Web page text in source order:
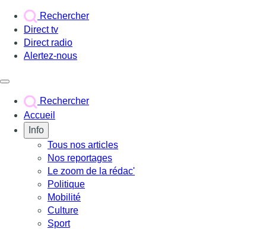
Rechercher
Direct tv
Direct radio
Alertez-nous
Rechercher
Accueil
Info
Tous nos articles
Nos reportages
Le zoom de la rédac'
Politique
Mobilité
Culture
Sport